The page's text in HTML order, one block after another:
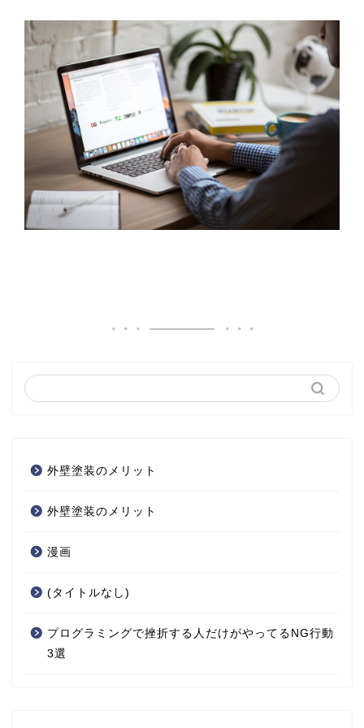
外壁塗装のメリット
外壁塗装のメリット
漫画
(タイトルなし)
プログラミングで挫折する人だけがやってるNG行動
3選